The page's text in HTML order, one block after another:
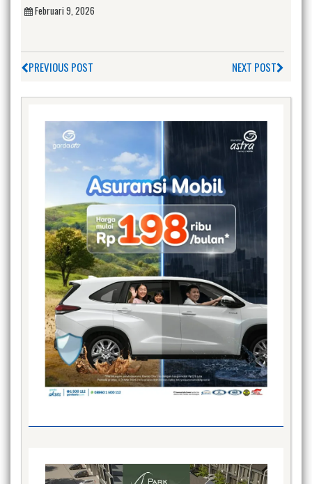
Februari 9, 2026
PREVIOUS POST NEXT POST